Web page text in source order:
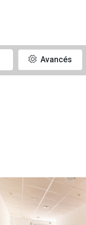
Avancés